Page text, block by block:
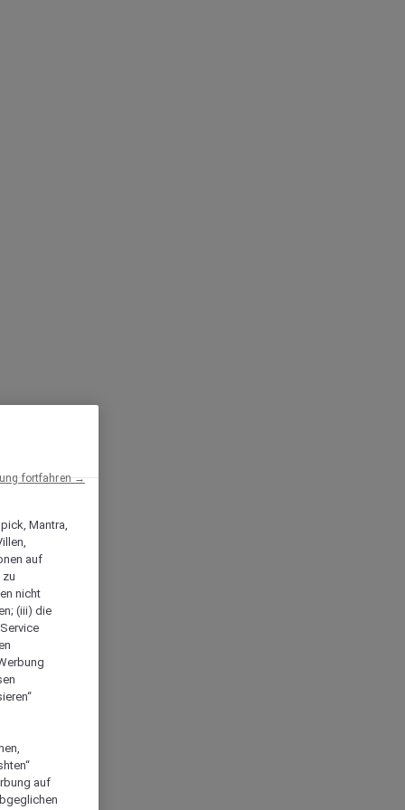
Mantra,
auf
zu
nicht
(iii) die
auf
fortfahren →